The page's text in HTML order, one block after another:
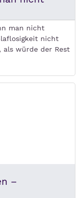
man nicht
nicht
als würde der Rest
–